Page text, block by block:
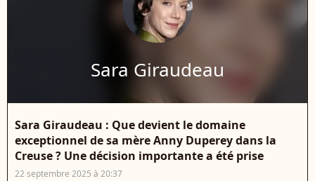
Sara Giraudeau
Sara Giraudeau : Que devient le domaine
exceptionnel de sa mère Anny Duperey dans la
Creuse ? Une décision importante a été prise
22 septembre 2025 à 20:37